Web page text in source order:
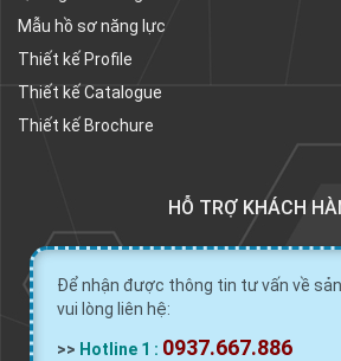
Mẫu hồ sơ năng lực
Thiết kế Profile
Thiết kế Catalogue
Thiết kế Brochure
HỖ TRỢ KHÁCH
Để nhận được thông tin tư vấn về
vui lòng liên hệ:
>> Hotline 1 : 0937.667.886